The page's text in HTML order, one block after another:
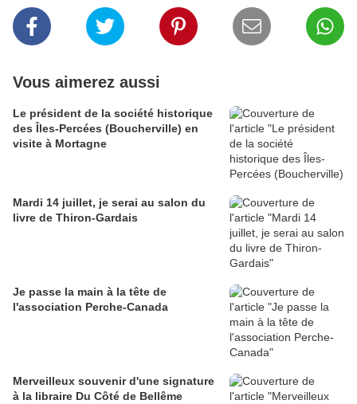
Vous aimerez aussi
Le président de la société historique
des Îles-Percées (Boucherville) en
visite à Mortagne
Mardi 14 juillet, je serai au salon du
livre de Thiron-Gardais
Je passe la main à la tête de
l'association Perche-Canada
Merveilleux souvenir d'une signature
à la libraire Du Côté de Bellême